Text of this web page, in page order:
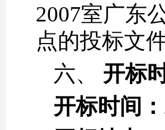
2007室广东
点的投标文
六、 开标
开标时间：